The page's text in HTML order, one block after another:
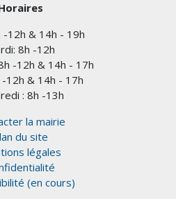
-12h & 14h - 19h
8h -12h
-12h & 14h - 17h
-12h & 14h - 17h
: 8h -13h
la mairie
du site
légales
(en cours)